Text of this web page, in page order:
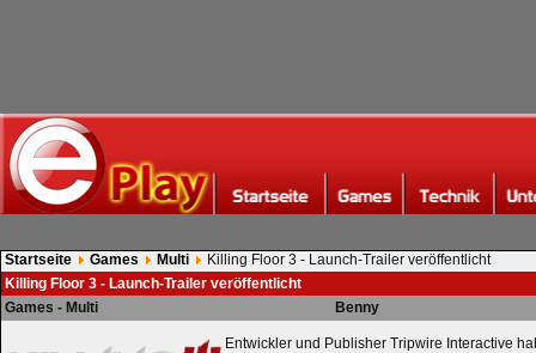
Startseite Games Multi
Killing Floor 3 - Launch-Trailer veröffentlicht
Killing Floor 3 - Launch-Trailer veröffentlicht
Games - Multi
Benny
Entwickler und Publisher Tripwire Interactive